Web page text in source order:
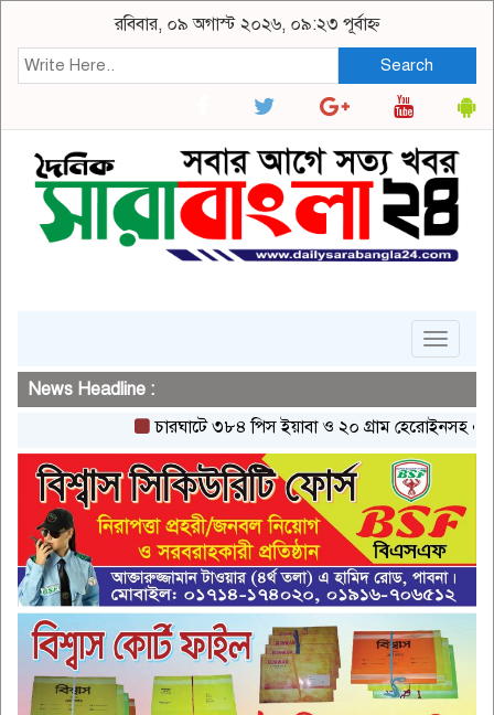
রবিবার, ০৯ অগাস্ট ২০২৬, ০৯:২৩ পূর্বাহ্ন
Search
Toggle
News Headline :
চারঘাটে ৩৮৪ পিস ইয়াবা ও ২০ গ্রাম হেরোইনসহ একজন